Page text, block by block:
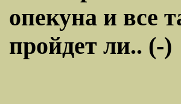
опекуна и все
пройдет ли.. (-)